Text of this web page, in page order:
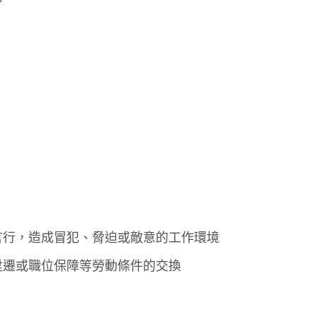
，造成冒犯、脅迫或敵意的工作環境
或職位保障等勞動條件的交換